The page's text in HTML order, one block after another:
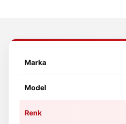
Marka
Model
Renk